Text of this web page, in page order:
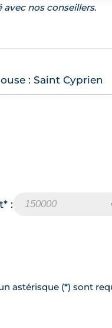
avec nos conseillers.
: Saint Cyprien
:
astérisque (*) sont